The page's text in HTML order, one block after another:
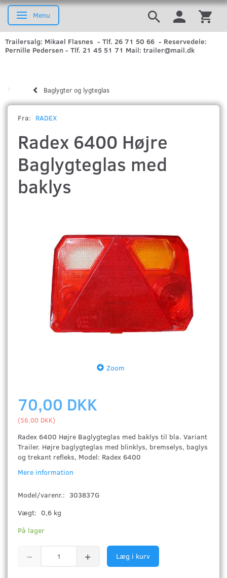
Skifte navigation
Menu
Trailersalg: Mikael Flasnes - Tlf. 26 71 50 66 - Reservedele:
Pernille Pedersen - Tlf. 21 45 51 71 Mail: trailer@mail.dk
Baglygter og lygteglas
Fra: RADEX
Radex 6400 Højre
Baglygteglas med
baklys
Zoom
70,00 DKK
(56,00 DKK)
Radex 6400 Højre Baglygteglas med baklys til bla. Variant
Trailer. Højre baglygteglas med blinklys, bremselys, baglys
og trekant refleks, Model: Radex 6400
Mere information
Model/varenr.: 303837G
Vægt: 0,6 kg
På lager
Læg i kurv